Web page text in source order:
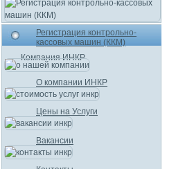
Регистрация контрольно-
кассовых машин (ККМ)
Компания ИНКР
О компании ИНКР
Цены на Услуги
Вакансии